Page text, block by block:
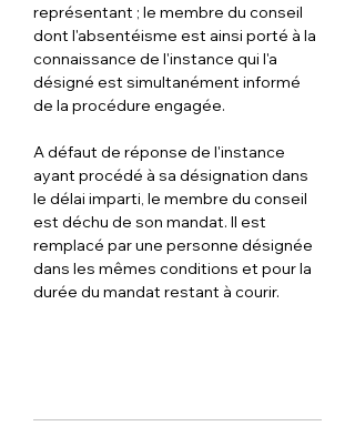
représentant ; le membre du conseil
dont l'absentéisme est ainsi porté à la
connaissance de l'instance qui l'a
désigné est simultanément informé
de la procédure engagée.
A défaut de réponse de l'instance
ayant procédé à sa désignation dans
le délai imparti, le membre du conseil
est déchu de son mandat. Il est
remplacé par une personne désignée
dans les mêmes conditions et pour la
durée du mandat restant à courir.